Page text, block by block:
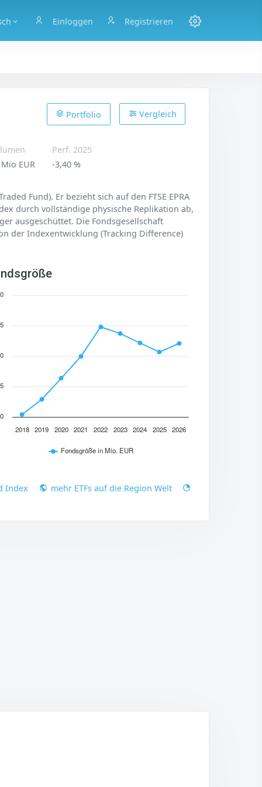
Einloggen Registrieren
Vergleich
Portfolio
EUR
Perf. 2025
-3,40 %
Fund). Er bezieht sich auf den FTSE EPRA
durch vollständige physische Replikation ab,
ausgeschüttet. Die Fondsgesellschaft
der Indexentwicklung (Tracking Difference)
Fondsgröße in Mio. EUR
2018 2019 2020 2021 2022 2023 2024 2025 2026
0
Index
mehr ETFs auf die Region Welt